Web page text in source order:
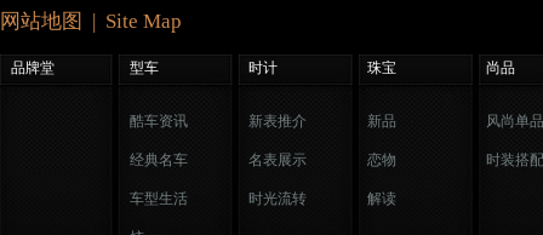
网站地图 | Site Map
品牌堂 型车 时计 珠宝 尚品
酷车资讯
经典名车
车型生活
新表推介
名表展示
时光流转
新品
恋物
解读
风尚单品
时装搭配